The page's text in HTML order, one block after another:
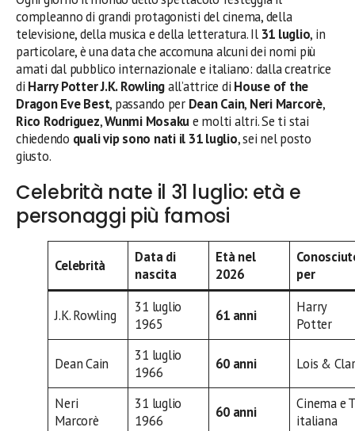
compleanno di grandi protagonisti del cinema, della
televisione, della musica e della letteratura. Il 31 luglio, in
particolare, è una data che accomuna alcuni dei nomi più
amati dal pubblico internazionale e italiano: dalla creatrice
di Harry PotterJ.K. Rowlingall’attrice di House of the
Dragon Eve Best, passando per Dean Cain, Neri Marcorè,
Rico Rodriguez,Wunmi Mosakue molti altri. Se ti stai
chiedendo quali vip sono nati il 31 luglio, sei nel posto
giusto.
Celebrità nate il 31 luglio: età e
personaggi più famosi
Celebrità
Data di
nascita
Età nel
2026
per
J.K. Rowling
31 luglio
1965
61 anni
Harry
Potter
Dean Cain
31 luglio
1966
60 anni Lois &
Neri
Marcorè
31 luglio
1966
60 anni
Cinema e
italiana